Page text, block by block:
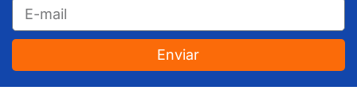
Enviar